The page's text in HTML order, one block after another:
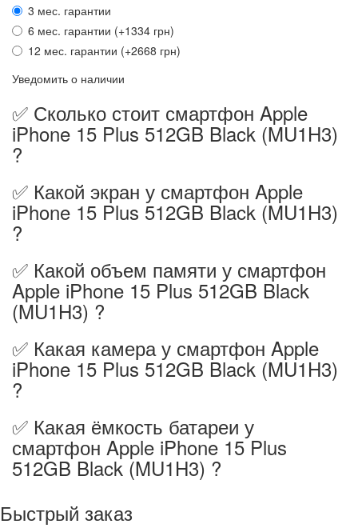
3 мес. гарантии
6 мес. гарантии (+1334 грн)
12 мес. гарантии (+2668 грн)
Уведомить о наличии
✅ Сколько стоит смартфон Apple
iPhone 15 Plus 512GB Black (MU1H3)
?
✅ Какой экран у смартфон Apple
iPhone 15 Plus 512GB Black (MU1H3)
?
✅ Какой объем памяти у смартфон
Apple iPhone 15 Plus 512GB Black
(MU1H3) ?
✅ Какая камера у смартфон Apple
iPhone 15 Plus 512GB Black (MU1H3)
?
✅ Какая ёмкость батареи у
смартфон Apple iPhone 15 Plus
512GB Black (MU1H3) ?
Быстрый заказ